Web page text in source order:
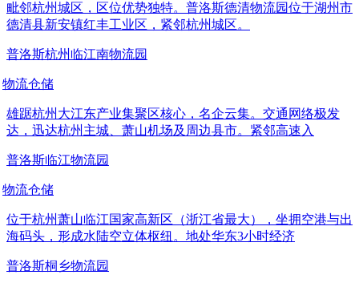
毗邻杭州城区，区位优势独特。普洛斯德清物流园位于湖州市
德清县新安镇红丰工业区，紧邻杭州城区。
普洛斯杭州临江南物流园
物流仓储
雄踞杭州大江东产业集聚区核心，名企云集。交通网络极发
达，迅达杭州主城、萧山机场及周边县市。紧邻高速入
普洛斯临江物流园
物流仓储
位于杭州萧山临江国家高新区（浙江省最大），坐拥空港与出
海码头，形成水陆空立体枢纽。地处华东3小时经济
普洛斯桐乡物流园